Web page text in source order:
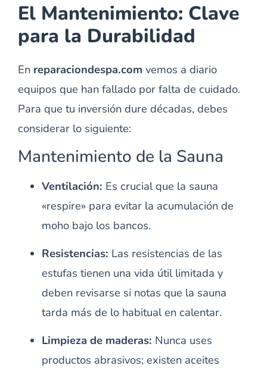
El Mantenimiento: Clave
para la Durabilidad
En reparaciondespa.com vemos a diario
equipos que han fallado por falta de cuidado.
Para que tu inversión dure décadas, debes
considerar lo siguiente:
Mantenimiento de la Sauna
Ventilación: Es crucial que la sauna
«respire» para evitar la acumulación de
moho bajo los bancos.
Resistencias: Las resistencias de las
estufas tienen una vida útil limitada y
deben revisarse si notas que la sauna
tarda más de lo habitual en calentar.
Limpieza de maderas: Nunca uses
productos abrasivos; existen aceites